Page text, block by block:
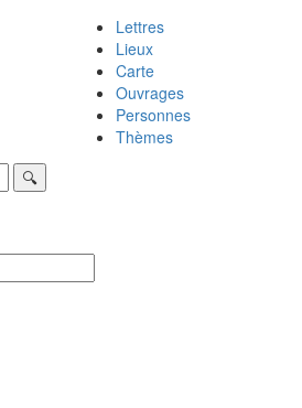
Lettres
Lieux
Carte
Ouvrages
Personnes
Thèmes